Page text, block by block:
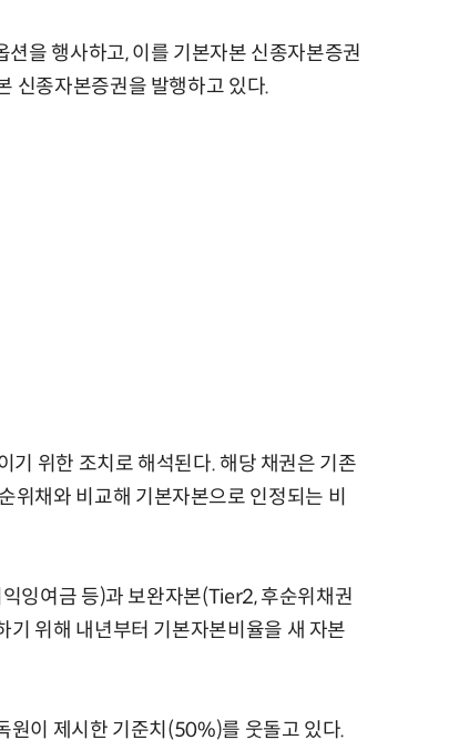
을 행사하고, 이를 기본자본 신종자본증권
신종자본증권을 발행하고 있다.
기 위한 조치로 해석된다. 해당 채권은 기존
위채와 비교해 기본자본으로 인정되는 비
잉여금 등)과 보완자본(Tier2, 후순위채권
위해 내년부터 기본자본비율을 새 자본
원이 제시한 기준치(50%)를 웃돌고 있다.